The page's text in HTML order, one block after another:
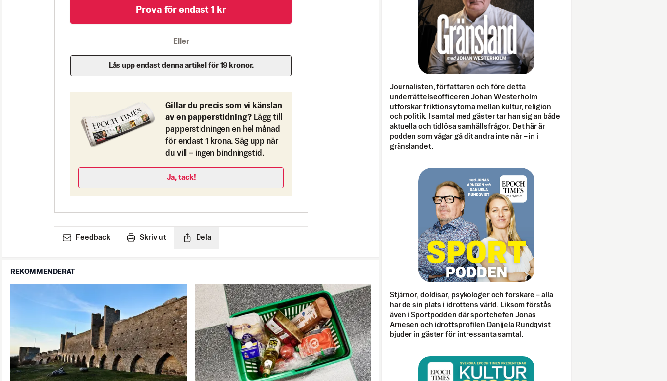
Prova för endast 1 kr
Eller
Lås upp endast denna artikel för 19 kronor.
Gillar du precis som vi känslan
av en papperstidning? Lägg till
papperstidningen en hel månad
för endast 1 krona. Säg upp när
du vill – ingen bindningstid.
Ja, tack!
Feedback Skriv ut Dela
REKOMMENDERAT
Journalisten, författaren och före detta
underrättelseofficeren Johan Westerholm
utforskar friktionsytorna mellan kultur, religion
och politik. I samtal med gäster tar han sig an både
aktuella och tidlösa samhällsfrågor. Det här är
podden som vågar gå dit andra inte når – in i
gränslandet.
Stjärnor, doldisar, psykologer och forskare – alla
har de sin plats i idrottens värld. Liksom förstås
även i Sportpodden där sportchefen Jonas
Arnesen och idrottsprofilen Danijela Rundqvist
bjuder in gäster för intressanta samtal.